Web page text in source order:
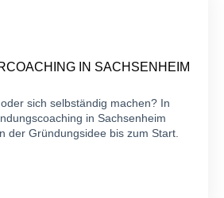
IN SACHSENHEIM
sich selbständig machen? In
in Sachsenheim
der Gründungsidee bis zum Start.